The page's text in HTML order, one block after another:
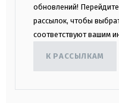
обновлений!
рассылок, чтобы
соответствуют вашим
К РАССЫЛКАМ